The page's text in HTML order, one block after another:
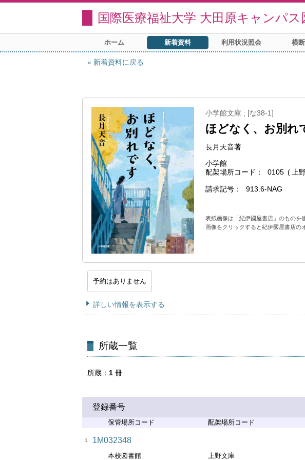
国際医療福祉大学 大田原キャンパス
ホーム 新着資料 利用状況照会 横
新着資料に戻る
小学館文庫 ; [な38-1]
ほどなく、お別れ
長月天音著
小学館
配架場所コード
0105 上
請求記号 913.6-NAG
表紙画像は「紀伊國屋書店」のものを
画像をクリックすると紀伊國屋書店の
予約はありません
詳しい情報を表示する
所蔵一覧
所蔵 1 冊
登録番号
保管場所コード 配架場所コード
1 1M032348
本校図書館 上野文庫